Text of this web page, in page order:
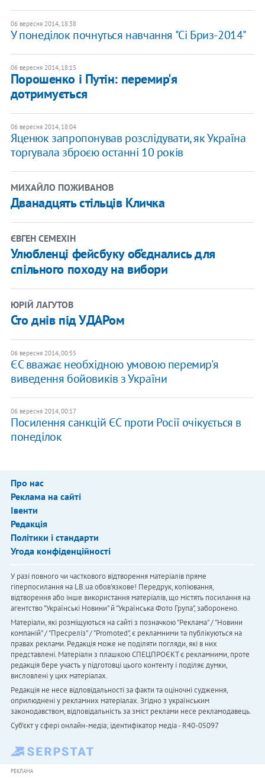
06 вересня 2014, 18:38
У понеділок почнуться навчання "Сі Бриз-2014"
06 вересня 2014, 18:15
Порошенко і Путін: перемир'я
дотримується
06 вересня 2014, 18:04
Яценюк запропонував розслідувати, як Україна
торгувала зброєю останні 10 років
МИХАЙЛО ПОЖИВАНОВ
Дванадцять стільців Кличка
ЄВГЕН СЕМЕХІН
Улюбленці фейсбуку об’єднались для
спільного походу на вибори
ЮРІЙ ЛАГУТОВ
Сто днів під УДАРом
06 вересня 2014, 00:55
ЄС вважає необхідною умовою перемир'я
виведення бойовиків з України
06 вересня 2014, 00:17
Посилення санкцій ЄС проти Росії очікується в
понеділок
Про нас
Реклама на сайті
Івенти
Редакція
Політики і стандарти
Угода конфіденційності
У разі повного чи часткового відтворення матеріалів пряме
гіперпосилання на LB.ua обов'язкове! Передрук, копіювання,
відтворення або інше використання матеріалів, що містять посилання на
агентство "Українськi Новини" й "Українська Фото Група", заборонено.
Матеріали, які розміщуються на сайті з позначкою "Реклама" / "Новини
компаній" / "Пресреліз" / "Promoted", є рекламними та публікуються на
правах реклами. Редакція може не поділяти погляди, які в них
представлені. Матеріали з плашкою СПЕЦПРОЄКТ є рекламними, проте
редакція бере участь у підготовці цього контенту і поділяє думки,
висловлені у цих матеріалах.
Редакція не несе відповідальності за факти та оціночні судження,
оприлюднені у рекламних матеріалах. Згідно з українським
законодавством, відповідальність за зміст реклами несе рекламодавець.
Cуб'єкт у сфері онлайн-медіа; ідентифікатор медіа - R40-05097
РЕКЛАМА